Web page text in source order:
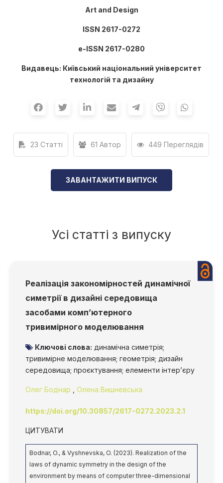
Art and Design
ISSN 2617-0272
е-ISSN 2617-0280
Видавець: Київський національний університет
технологій та дизайну
23 Статті 61 Автор 449 Переглядів
ЗАВАНТАЖИТИ ВИПУСК
Усі статті з випуску
Реалізація закономірностей динамічної
симетрії в дизайні середовища
засобами комп’ютерного
тривимірного моделювання
Ключові слова: динамічна симетрія;
тривимірне моделювання; геометрія; дизайн
середовища; проєктування; елементи інтер’єру
Олег Боднар Олена Вишневська
https://doi.org/10.30857/2617-0272.2023.2.1
ЦИТУВАТИ
Bodnar, O., & Vyshnevska, O. (2023). Realization of the
laws of dynamic symmetry in the design of the
environment by means of computer three-dimensional